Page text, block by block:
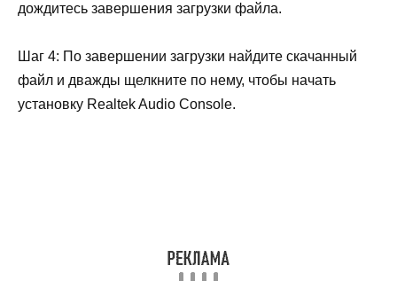
дождитесь завершения загрузки файла.
Шаг 4: По завершении загрузки найдите скачанный
файл и дважды щелкните по нему, чтобы начать
установку Realtek Audio Console.